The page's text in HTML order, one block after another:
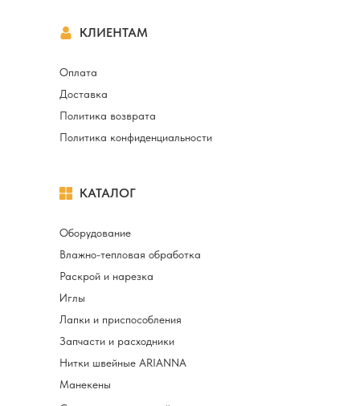
КАТАЛОГ
КЛИЕНТАМ
Оборудование
Лапки и приспособления
Раскрой и нарезка
Нитки швейные ARIANNA
Влажно-тепловая обработка
Запчасти и расходники
Иглы
Манекены
Оплата
Политика возврата
Доставка
Политика конфиденциальности